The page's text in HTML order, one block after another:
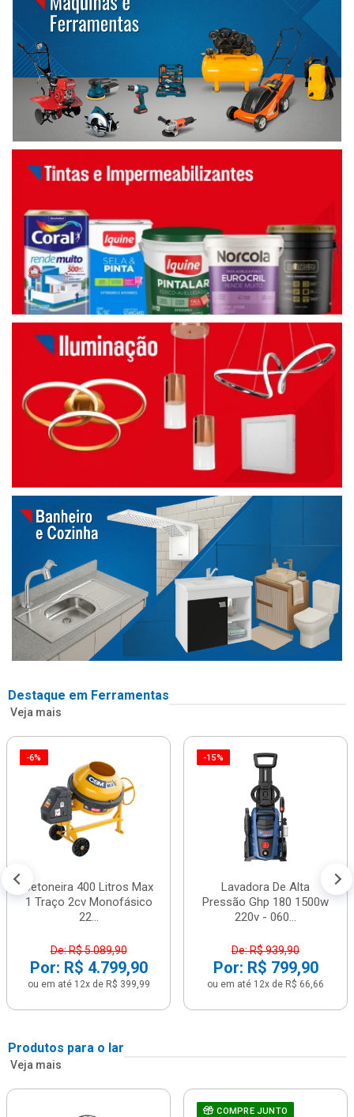
Destaque em Ferramentas
Veja mais
-6%
Betoneira 400 Litros Max
1 Traço 2cv Monofásico
22...
De: R$ 5.089,90
Por: R$ 4.799,90
ou em até 12x de R$ 399,99
-15%
Lavadora De Alta
Pressão Ghp 180 1500w
220v - 060...
De: R$ 939,90
Por: R$ 799,90
ou em até 12x de R$ 66,66
Produtos para o lar
Veja mais
COMPRE JUNTO